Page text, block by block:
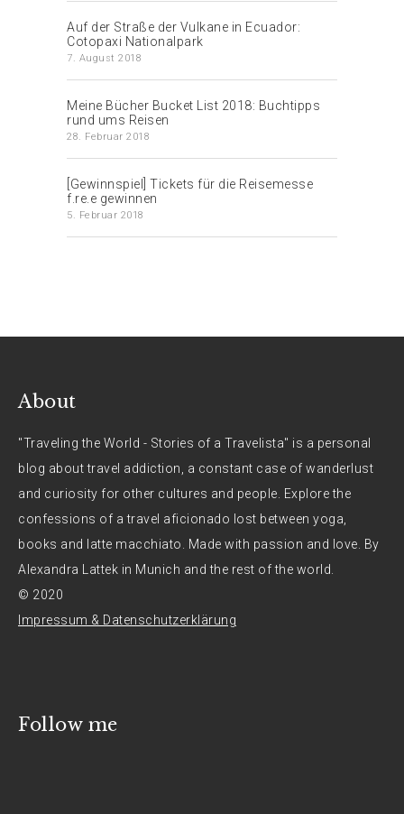
Auf der Straße der Vulkane in Ecuador:
Cotopaxi Nationalpark
7. August 2018
Meine Bücher Bucket List 2018: Buchtipps
rund ums Reisen
28. Februar 2018
[Gewinnspiel] Tickets für die Reisemesse
f.re.e gewinnen
5. Februar 2018
About
"Traveling the World - Stories of a Travelista" is a personal
blog about travel addiction, a constant case of wanderlust
and curiosity for other cultures and people. Explore the
confessions of a travel aficionado lost between yoga,
books and latte macchiato. Made with passion and love. By
Alexandra Lattek in Munich and the rest of the world.
© 2020
Impressum & Datenschutzerklärung
Follow me